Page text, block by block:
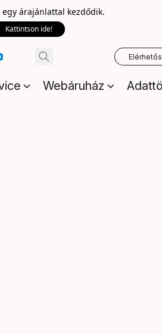
árajánlattal kezdődik.
Kattintson ide!
Webáruház